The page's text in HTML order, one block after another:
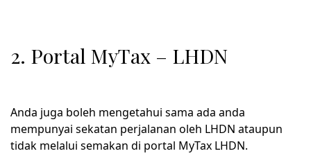
2. Portal MyTax – LHDN
Anda juga boleh mengetahui sama ada anda
mempunyai sekatan perjalanan oleh LHDN ataupun
tidak melalui semakan di portal MyTax LHDN.